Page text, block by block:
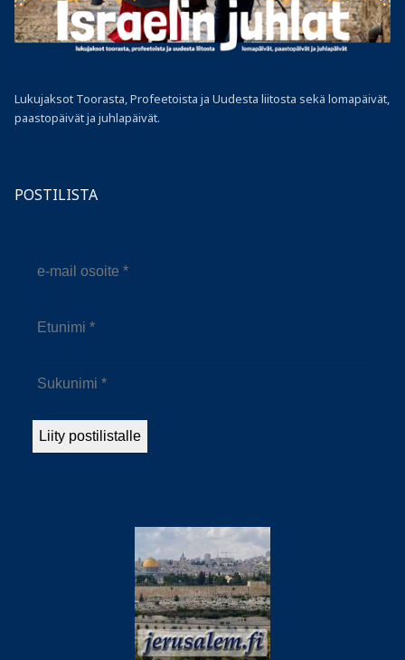
Lukujaksot Toorasta, Profeetoista ja Uudesta liitosta sekä lomapäivät,
paastopäivät ja juhlapäivät.
POSTILISTA